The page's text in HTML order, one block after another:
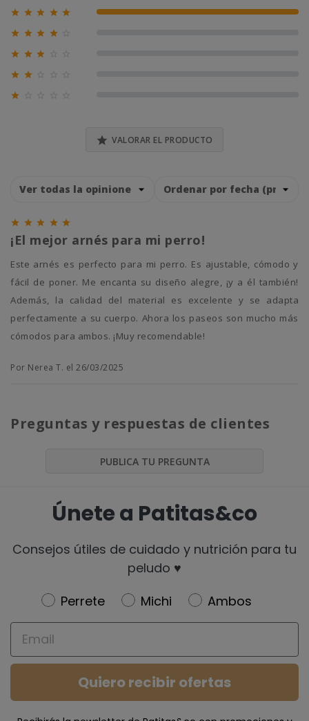
     100% (1)
   
  
 

 VALORAR EL PRODUCTO
    
¡El mejor arnés para mi perro!
Este arnés es perfecto para mi perro. Es ajustable, cómodo y
fácil de poner. Me encanta su diseño alegre, ¡y a él también!
Además, la calidad del material es excelente y se adapta
perfectamente a su cuerpo. Ahora los paseos son mucho más
cómodos para ambos. ¡Muy recomendable!
Por Nerea T. el 26/03/2025
Preguntas y respuestas de clientes
PUBLICA TU PREGUNTA
Únete a Patitas&co
Consejos útiles de cuidado y nutrición para tu
peludo ♥️
Newsletter
Perrete Michi
Ambos
Email
Quiero recibir ofertas